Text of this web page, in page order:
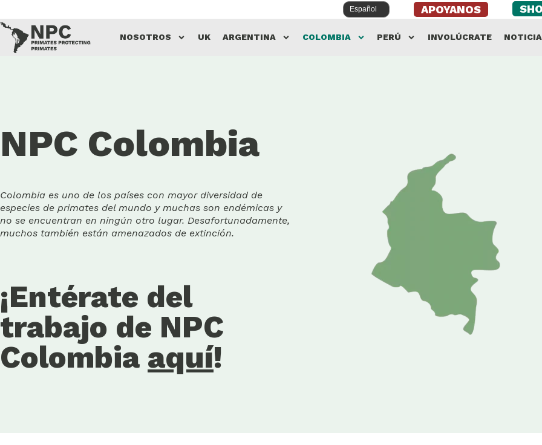
Saltar
al
contenido
APOYANOS
NOSOTROS UK ARGENTINA COLOMBIA PERÚ INVOLÚCRATE
NPC Colombia
Colombia es uno de los países con mayor diversidad de
especies de primates del mundo y muchas son endémicas y
no se encuentran en ningún otro lugar. Desafortunadamente,
muchos también están amenazados de extinción.
¡Entérate del
trabajo de NPC
Colombia aquí!